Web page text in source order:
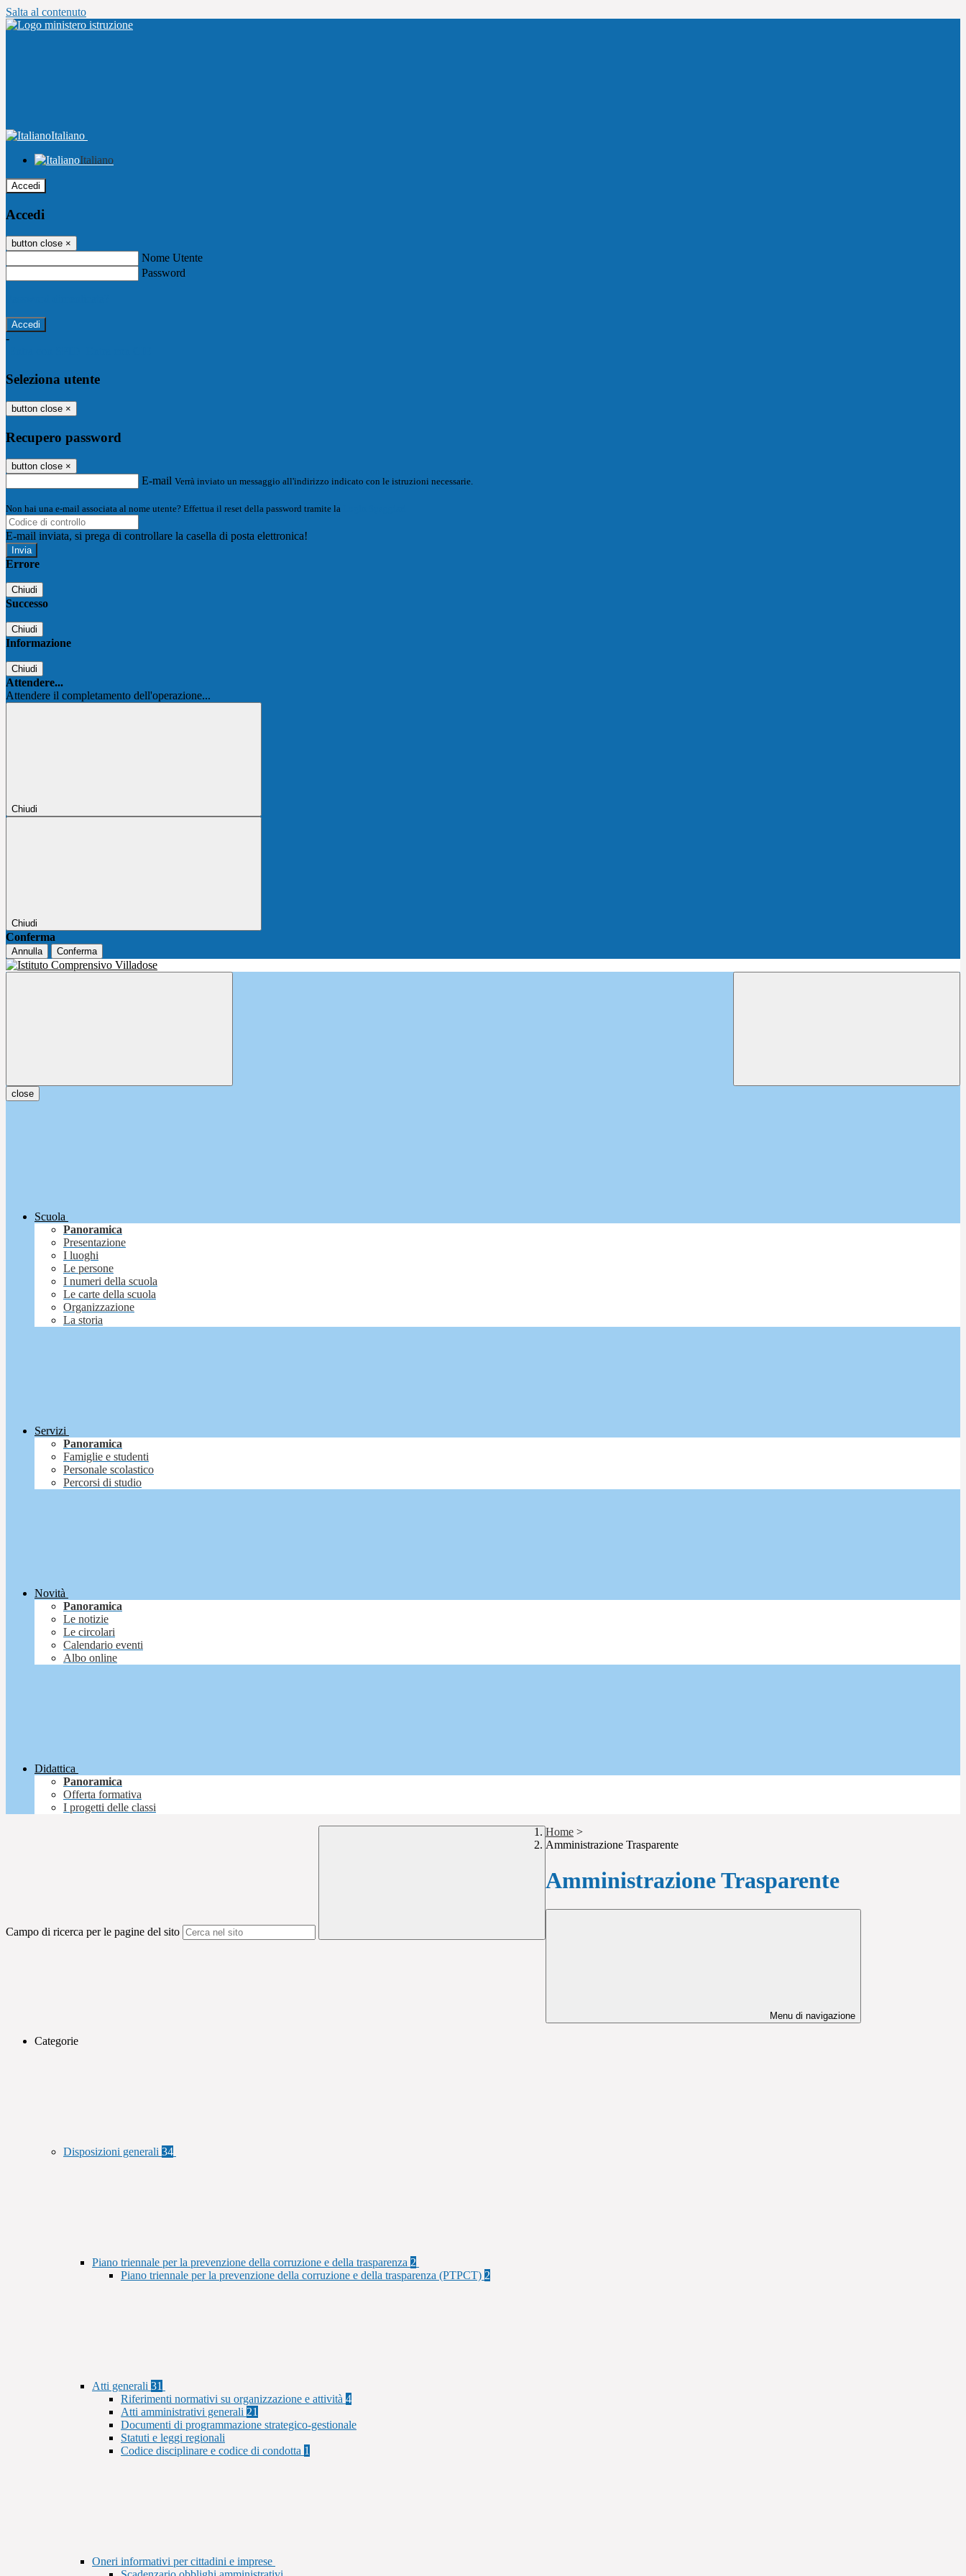
Salta al contenuto
Italiano
Italiano
Accedi
Accedi
button close ×
Nome Utente
Password
-
Seleziona utente
button close ×
Recupero password
button close ×
E-mail Verrà inviato un messaggio all'indirizzo indicato con le istruzioni necessarie.
Non hai una e-mail associata al nome utente? Effettua il reset della password tramite la
E-mail inviata, si prega di controllare la casella di posta elettronica!
Errore
Chiudi
Successo
Chiudi
Informazione
Chiudi
Attendere...
Attendere il completamento dell'operazione...
Chiudi
Chiudi
Conferma
Annulla Conferma
close
Scuola
Panoramica
Presentazione
I luoghi
Le persone
I numeri della scuola
Le carte della scuola
Organizzazione
La storia
Servizi
Panoramica
Famiglie e studenti
Personale scolastico
Percorsi di studio
Novità
Panoramica
Le notizie
Le circolari
Calendario eventi
Albo online
Didattica
Panoramica
Offerta formativa
I progetti delle classi
Campo di ricerca per le pagine del sito
Home >
Amministrazione Trasparente
Amministrazione Trasparente
Menu di navigazione
Categorie
Disposizioni generali 34
Piano triennale per la prevenzione della corruzione e della trasparenza 2
Piano triennale per la prevenzione della corruzione e della trasparenza (PTPCT) 2
Atti generali 31
Riferimenti normativi su organizzazione e attività 4
Atti amministrativi generali 21
Documenti di programmazione strategico-gestionale
Statuti e leggi regionali
Codice disciplinare e codice di condotta 1
Oneri informativi per cittadini e imprese